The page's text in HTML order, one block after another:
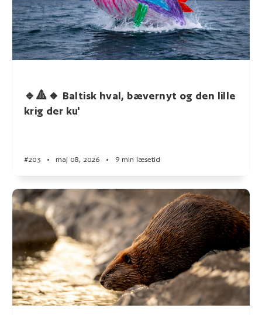
🔹🔺🔸 Baltisk hval, bævernyt og den lille
krig der ku'
#203 • maj 08, 2026 • 9 min læsetid